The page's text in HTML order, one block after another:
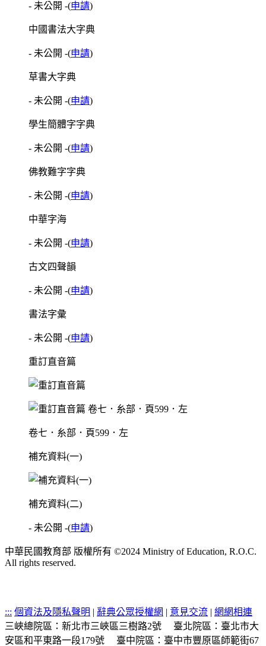
- 未公開 -(申請)
中國書法大字典
- 未公開 -(申請)
草書大字典
- 未公開 -(申請)
學生簡體字字典
- 未公開 -(申請)
佛教難字字典
- 未公開 -(申請)
中華字海
- 未公開 -(申請)
古文四聲韻
- 未公開 -(申請)
書法字彙
- 未公開 -(申請)
重訂直音篇
卷七．糸部．頁599．左
補充資料(一)
補充資料(二)
- 未公開 -(申請)
中華民國教育部 版權所有 ©2024 Ministry of Education, R.O.C.
All rights reserved.
::: 個資法及隱私聲明 | 辭典公眾授權網 | 意見交流 | 網網相連
三峽總院區：新北市三峽區三樹路2號
臺北院區：臺北市大
安區和平東路一段179號
臺中院區：臺中市豐原區師範街67